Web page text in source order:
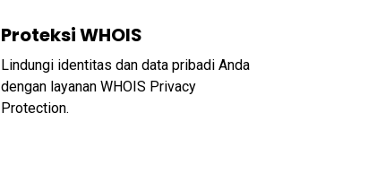
Proteksi WHOIS
Lindungi identitas dan data pribadi Anda
dengan layanan WHOIS Privacy
Protection.